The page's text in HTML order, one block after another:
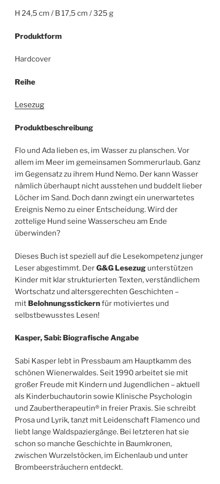
H 24,5 cm / B 17,5 cm / 325 g
Produktform
Hardcover
Reihe
Lesezug
Produktbeschreibung
Flo und Ada lieben es, im Wasser zu planschen. Vor
allem im Meer im gemeinsamen Sommerurlaub. Ganz
im Gegensatz zu ihrem Hund Nemo. Der kann Wasser
nämlich überhaupt nicht ausstehen und buddelt lieber
Löcher im Sand. Doch dann zwingt ein unerwartetes
Ereignis Nemo zu einer Entscheidung. Wird der
zottelige Hund seine Wasserscheu am Ende
überwinden?
Dieses Buch ist speziell auf die Lesekompetenz junger
Leser abgestimmt. DerG&G Lesezug unterstützen
Kinder mit klar strukturierten Texten, verständlichem
Wortschatz und altersgerechten Geschichten –
mit Belohnungsstickernfür motiviertes und
selbstbewusstes Lesen!
Kasper, Sabi: Biografische Angabe
Sabi Kasper lebt in Pressbaum am Hauptkamm des
schönen Wienerwaldes. Seit 1990 arbeitet sie mit
großer Freude mit Kindern und Jugendlichen – aktuell
als Kinderbuchautorin sowie Klinische Psychologin
und Zaubertherapeutin® in freier Praxis. Sie schreibt
Prosa und Lyrik, tanzt mit Leidenschaft Flamenco und
liebt lange Waldspaziergänge. Bei letzteren hat sie
schon so manche Geschichte in Baumkronen,
zwischen Wurzelstöcken, im Eichenlaub und unter
Brombeersträuchern entdeckt.